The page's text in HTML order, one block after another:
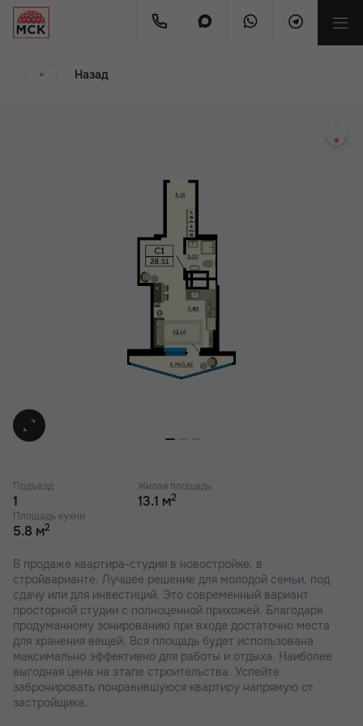
Назад
Подъезд
1
Жилая площадь
13.1 м2
Площадь кухни
5.8 м2
В продаже квартира-студия в новостройке, в
стройварианте. Лучшее решение для молодой семьи, под
сдачу или для инвестиций. Это современный вариант
просторной студии с полноценной прихожей. Благодаря
продуманному зонированию при входе достаточно места
для хранения вещей. Вся площадь будет использована
максимально эффективно для работы и отдыха. Наиболее
выгодная цена на этапе строительства. Успейте
забронировать понравившуюся квартиру напрямую от
застройщика.